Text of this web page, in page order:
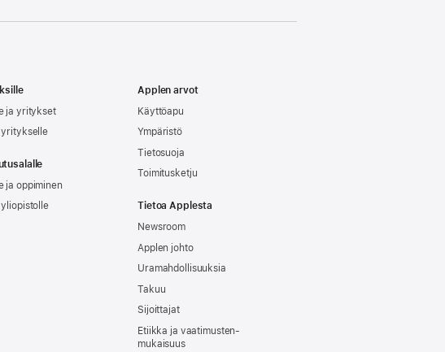
ja yritykset
yritykselle
ja oppiminen
yliopistolle
Applen arvot
Käyttöapu
Ympäristö
Tietosuoja
Toimitusketju
Tietoa Applesta
Newsroom
Applen johto
Uramahdollisuuksia
Takuu
Sijoittajat
Etiikka ja vaatimusten­
mukaisuus